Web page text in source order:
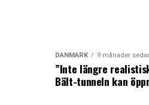
DANMARK 9 månader
”Inte längre
Bält-tunneln kan